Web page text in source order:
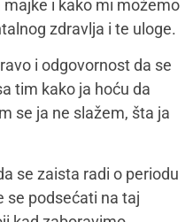
istomišljenika jer
za prevazilaženje
od toga šta nama prija.
koja je važna